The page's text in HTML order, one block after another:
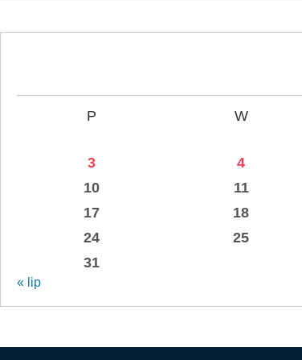
P W
3
4
10
11
17
18
24
25
31
« lip